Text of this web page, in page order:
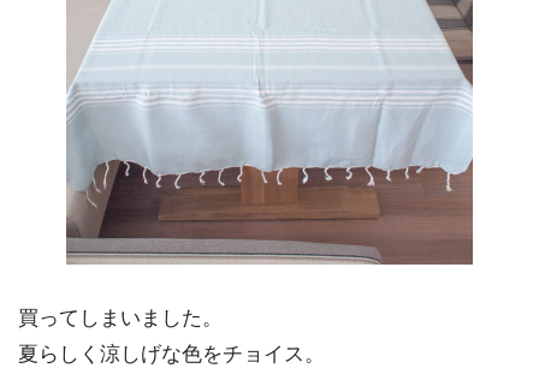
買ってしまいました。
夏らしく涼しげな色をチョイス。